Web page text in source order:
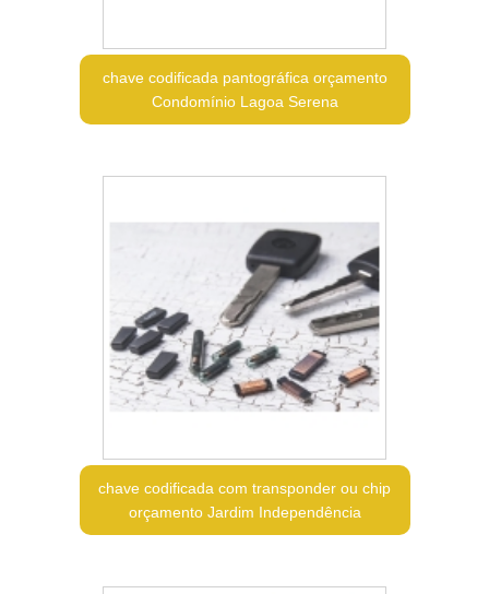
chave codificada pantográfica orçamento
Condomínio Lagoa Serena
chave codificada com transponder ou chip
orçamento Jardim Independência